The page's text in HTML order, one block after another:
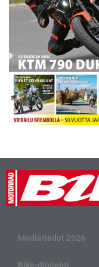
Mediatiedot 2026